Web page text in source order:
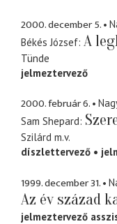
2000. december 5.
Békés József A
Tünde
jelmeztervező
2000. február 6.
Sam Shepard
Szilárd m.v.
díszlettervező
1999. december 31.
Az év század
jelmeztervező